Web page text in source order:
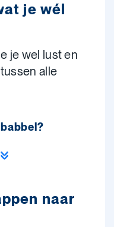
je wél
je wel lust en
alle
naar